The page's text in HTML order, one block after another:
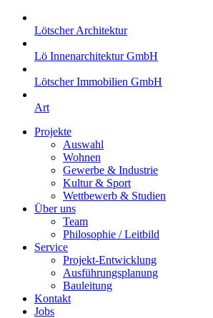
Lötscher Architektur
Lö Innenarchitektur GmbH
Lötscher Immobilien GmbH
Art
Projekte
Auswahl
Wohnen
Gewerbe & Industrie
Kultur & Sport
Wettbewerb & Studien
Über uns
Team
Philosophie / Leitbild
Service
Projekt-Entwicklung
Ausführungsplanung
Bauleitung
Kontakt
Jobs